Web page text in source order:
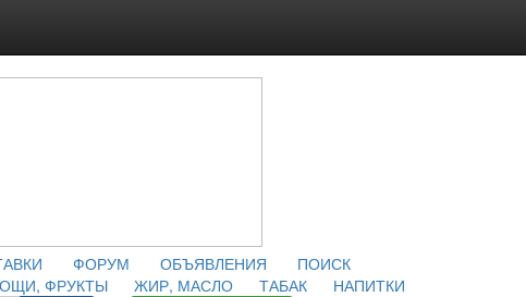
ФОРУМ ОБЪЯВЛЕНИЯ
ПОИСК
ФРУКТЫ ЖИР, МАСЛО ТАБАК
НАПИТКИ